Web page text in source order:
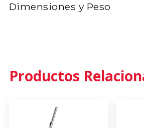
Dimensiones y Peso
Productos